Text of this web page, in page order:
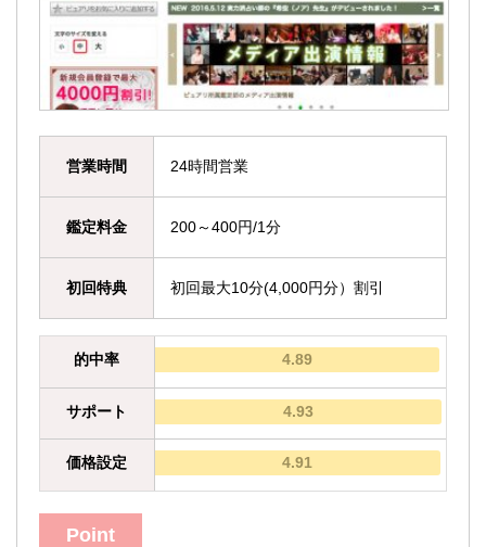
営業時間 24時間営業
鑑定料金 200～400円/1分
初回特典 初回最大10分(4,000円分）割引
的中率 4.89
サポート 4.93
価格設定 4.91
Point